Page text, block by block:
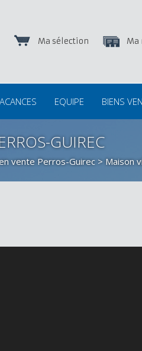
Ma
Ma sélection
EQUIPE BIENS
GUIREC
vente Perros-Guirec > Maison